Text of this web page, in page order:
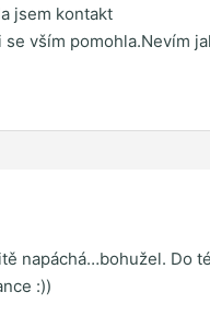
jsem kontakt
vším pomohla.Nevím
napáchá…bohužel. Do
:))